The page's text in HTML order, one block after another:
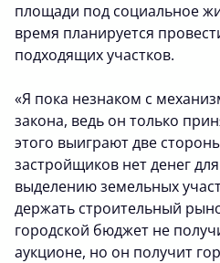
площади под социальное
время планируется
подходящих участков.
«Я пока незнаком с
закона, ведь он только
этого выиграют две
застройщиков нет денег
выделению земельных
держать строительный
городской бюджет не
аукционе, но он получит